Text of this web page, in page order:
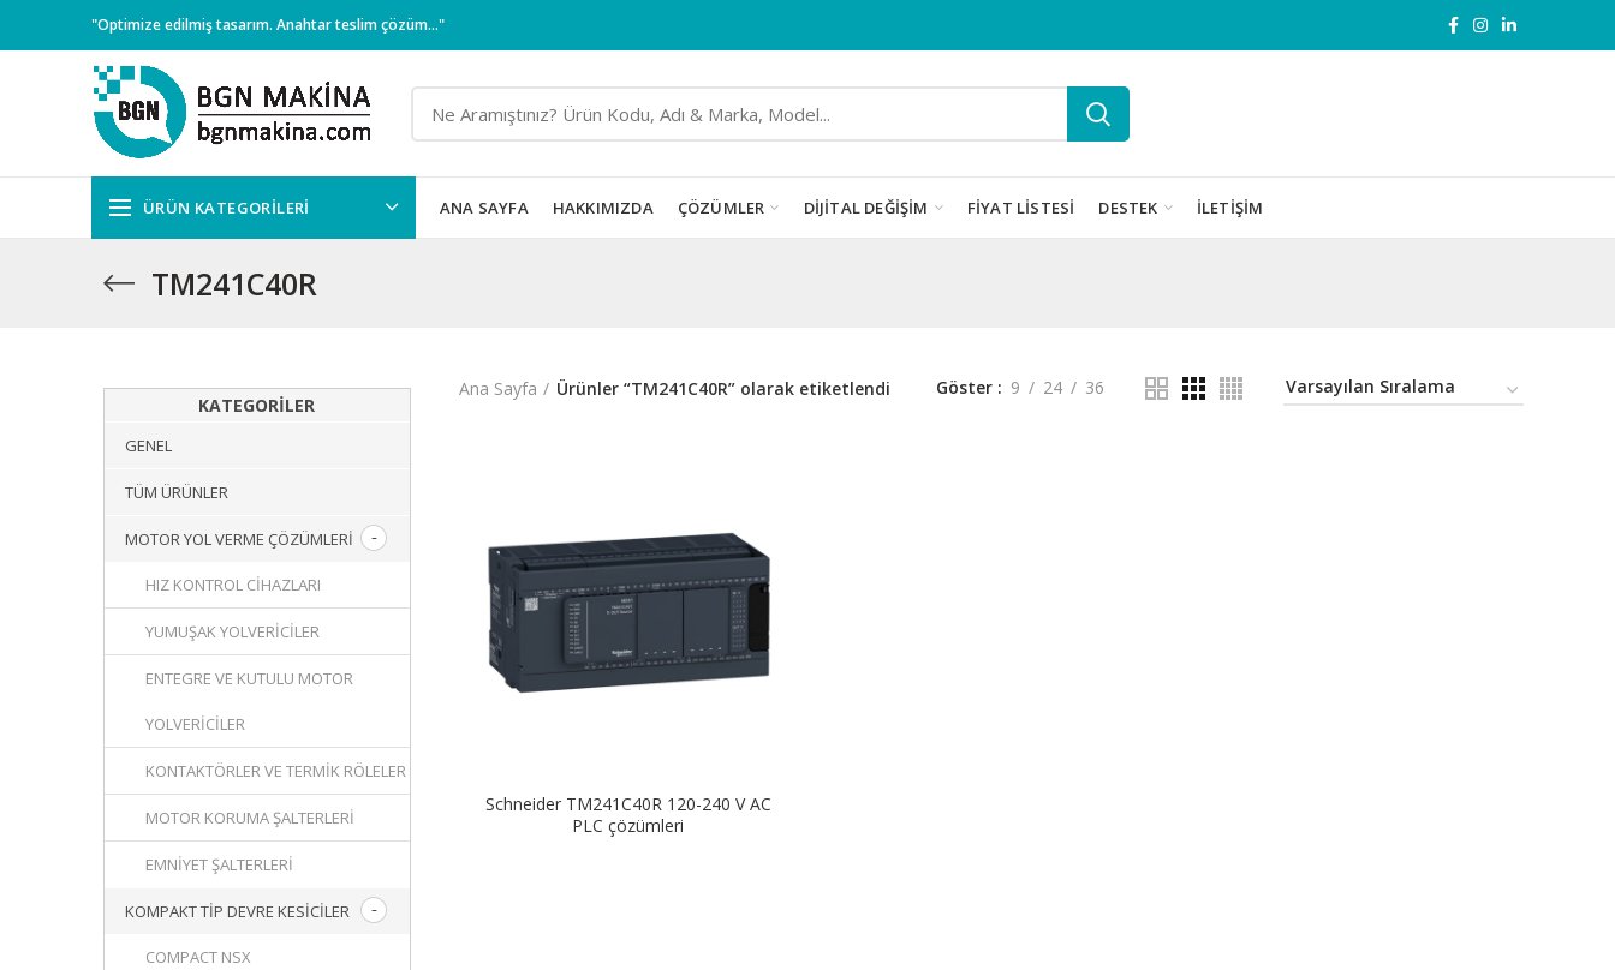
"Optimize edilmiş tasarım. Anahtar teslim çözüm..."
ÜRÜN KATEGORILERI ANA SAYFA HAKKIMIZDA ÇÖZÜMLER DIJITAL DEĞIŞIM FIYAT LISTESI DESTEK İLETIŞIM
TM241C40R
KATEGORILER
GENEL
TÜM ÜRÜNLER
MOTOR YOL VERME ÇÖZÜMLERI
HIZ KONTROL CIHAZLARI
YUMUŞAK YOLVERICILER
ENTEGRE VE KUTULU MOTOR
YOLVERICILER
KONTAKTÖRLER VE TERMIK RÖLELER
MOTOR KORUMA ŞALTERLERI
EMNIYET ŞALTERLERI
KOMPAKT TIP DEVRE KESICILER
COMPACT NSX
Ana Sayfa Ürünler “TM241C40R” olarak etiketlendi Göster 9 24 36
Schneider TM241C40R 120-240 V AC
PLC çözümleri